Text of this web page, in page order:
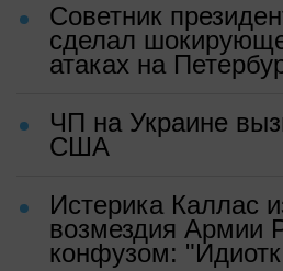
Советник
сделал
атаках на
ЧП на Украине
США
Истерика Каллас
возмездия Армии
конфузом: